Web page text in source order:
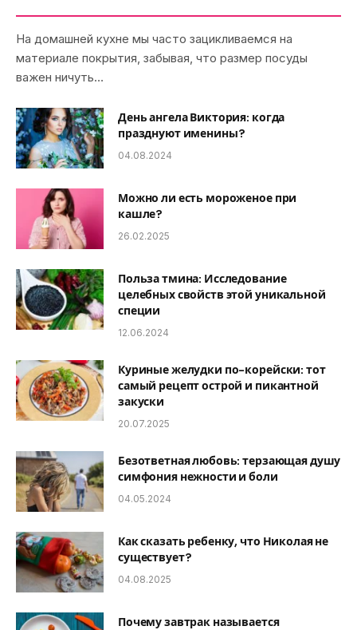
На домашней кухне мы часто зацикливаемся на
материале покрытия, забывая, что размер посуды
важен ничуть…
День ангела Виктория: когда
празднуют именины?
04.08.2024
Можно ли есть мороженое при
кашле?
26.02.2025
Польза тмина: Исследование
целебных свойств этой уникальной
специи
12.06.2024
Куриные желудки по-корейски: тот
самый рецепт острой и пикантной
закуски
20.07.2025
Безответная любовь: терзающая душу
симфония нежности и боли
04.05.2024
Как сказать ребенку, что Николая не
существует?
04.08.2025
Почему завтрак называется